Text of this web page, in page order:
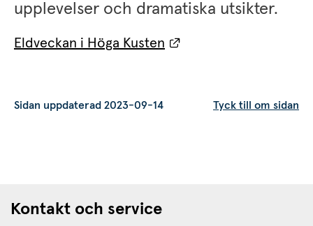
upplevelser och dramatiska utsikter.
Eldveckan i Höga Kusten Länk till annan
Sidan uppdaterad 2023-09-14 Tyck till om sidan
Kontakt och service